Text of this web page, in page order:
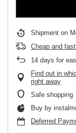
Shipment on
Cheap and
14 days for
Find out in
right away
Safe shopping
Buy by
Deferred